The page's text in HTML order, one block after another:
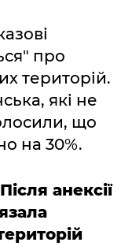
про
територій.
які не
що
на 30%.
анексії